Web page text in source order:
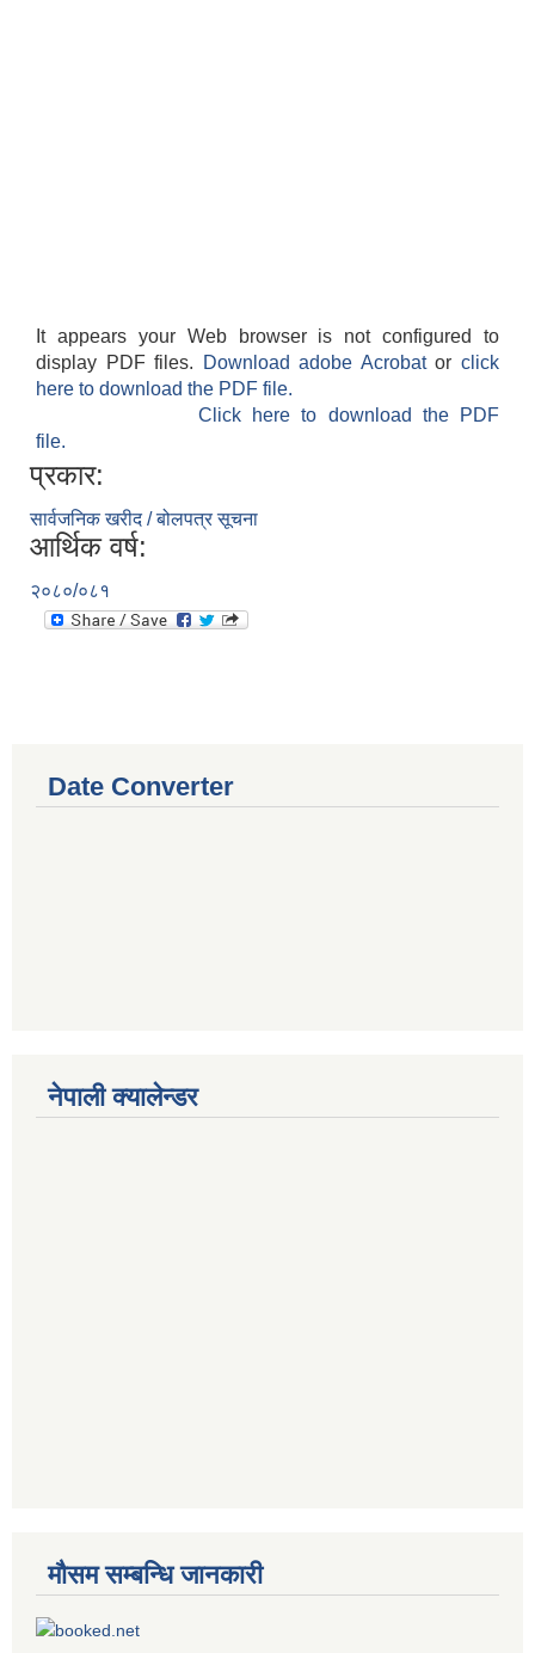
It appears your Web browser is not configured to
display PDF files.
Download adobe Acrobatorclick
here to download the PDF file.
Click here to download the PDF
file.
प्रकार:
सार्वजनिक खरीद / बोलपत्र सूचना
आर्थिक वर्ष:
२०८०/०८१
Date Converter
नेपाली क्यालेन्डर
मौसम सम्बन्धि जानकारी